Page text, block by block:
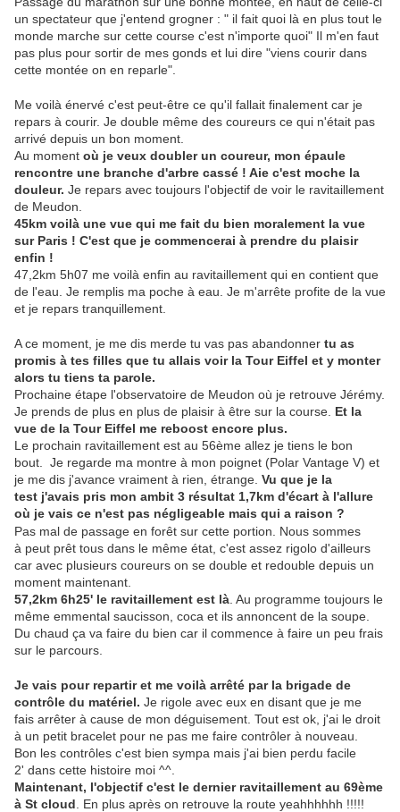
un spectateur que j'entend grogner : " il fait quoi là en plus tout le
monde marche sur cette course c'est n'importe quoi" Il m'en faut
pas plus pour sortir de mes gonds et lui dire "viens courir dans
cette montée on en reparle".
Me voilà énervé c'est peut-être ce qu'il fallait finalement car je
repars à courir. Je double même des coureurs ce qui n'était pas
arrivé depuis un bon moment.
Au moment où je veux doubler un coureur, mon épaule
rencontre une branche d'arbre cassé ! Aie c'est moche la
douleur. Je repars avec toujours l'objectif de voir le ravitaillement
de Meudon.
45km voilà une vue qui me fait du bien moralement la vue
sur Paris ! C'est que je commencerai à prendre du plaisir
enfin !
47,2km 5h07 me voilà enfin au ravitaillement qui en contient que
de l'eau. Je remplis ma poche à eau. Je m'arrête profite de la vue
et je repars tranquillement.
A ce moment, je me dis merde tu vas pas abandonner tu as
promis à tes filles que tu allais voir la Tour Eiffel et y monter
alors tu tiens ta parole.
Prochaine étape l'observatoire de Meudon où je retrouve Jérémy.
Je prends de plus en plus de plaisir à être sur la course. Et la
vue de la Tour Eiffel me reboost encore plus.
Le prochain ravitaillement est au 56ème allez je tiens le bon
bout. Je regarde ma montre à mon poignet (Polar Vantage V) et
je me dis j'avance vraiment à rien, étrange. Vu que je la
test j'avais pris mon ambit 3 résultat 1,7km d'écart à l'allure
où je vais ce n'est pas négligeable mais qui a raison ?
Pas mal de passage en forêt sur cette portion. Nous sommes
à peut prêt tous dans le même état, c'est assez rigolo d'ailleurs
car avec plusieurs coureurs on se double et redouble depuis un
moment maintenant.
57,2km 6h25' le ravitaillement est là . Au programme toujours le
même emmental saucisson, coca et ils annoncent de la soupe.
Du chaud ça va faire du bien car il commence à faire un peu frais
sur le parcours.
Je vais pour repartir et me voilà arrêté par la brigade de
contrôle du matériel. Je rigole avec eux en disant que je me
fais arrêter à cause de mon déguisement. Tout est ok, j'ai le droit
à un petit bracelet pour ne pas me faire contrôler à nouveau.
Bon les contrôles c'est bien sympa mais j'ai bien perdu facile
2' dans cette histoire moi ^^.
Maintenant, l'objectif c'est le dernier ravitaillement au 69ème
à St cloud . En plus après on retrouve la route yeahhhhhh !!!!!